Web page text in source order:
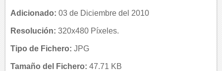
Adicionado: 03 de Diciembre del 2010
Resolución: 320x480 Píxeles.
Tipo de Fichero: JPG
Tamaño del Fichero: 47.71 KB